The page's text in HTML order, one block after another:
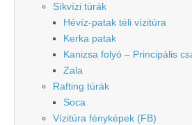
Síkvízi túrák
Hévíz-patak téli vízitúra
Kerka patak
Kanizsa folyó – Principális
Zala
Rafting túrák
Soca
Vízitúra fényképek (FB)